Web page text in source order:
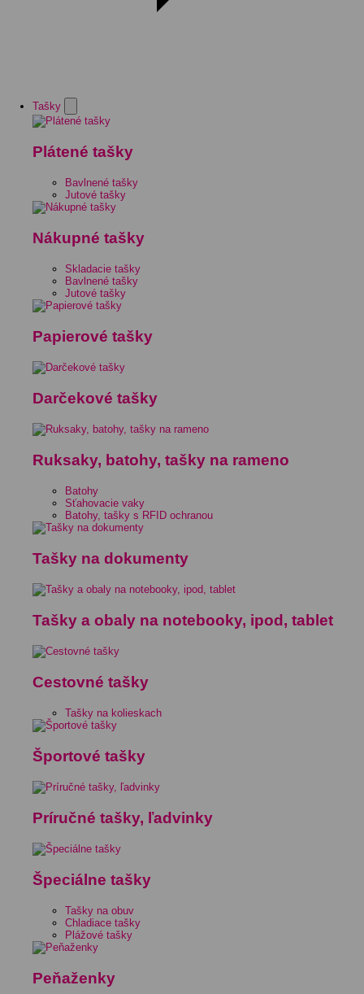
Tašky
Plátené tašky
Bavlnené tašky
Jutové tašky
Nákupné tašky
Skladacie tašky
Bavlnené tašky
Jutové tašky
Papierové tašky
Darčekové tašky
Ruksaky, batohy, tašky na rameno
Batohy
Sťahovacie vaky
Batohy, tašky s RFID ochranou
Tašky na dokumenty
Tašky a obaly na notebooky, ipod, tablet
Cestovné tašky
Tašky na kolieskach
Športové tašky
Príručné tašky, ľadvinky
Špeciálne tašky
Tašky na obuv
Chladiace tašky
Plážové tašky
Peňaženky